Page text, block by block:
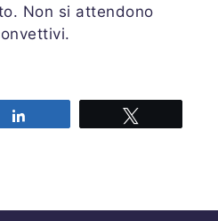
Non si attendono